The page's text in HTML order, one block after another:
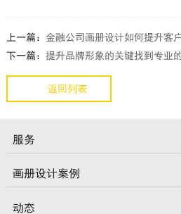
上一篇： 金融公司画册设计如何提升客
下一篇： 提升品牌形象的关键找到专业
返回列表
服务
画册设计案例
动态